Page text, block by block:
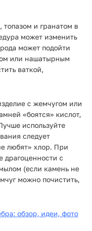
и гранатом в
может изменить
может подойти
или нашатырным
ваткой,
с жемчугом или
«боятся» кислот,
используйте
следует
любят» хлор. При
драгоценности с
(если камень не
можно почистить,
обзор, идеи, фото